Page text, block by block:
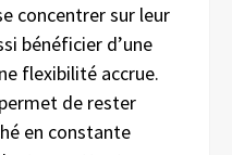
concentrer sur leur
bénéficier d’une
flexibilité accrue.
de rester
en constante